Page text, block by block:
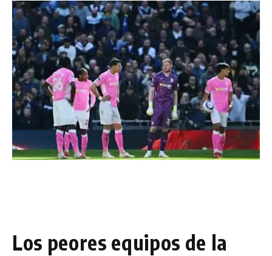
Los peores equipos de la